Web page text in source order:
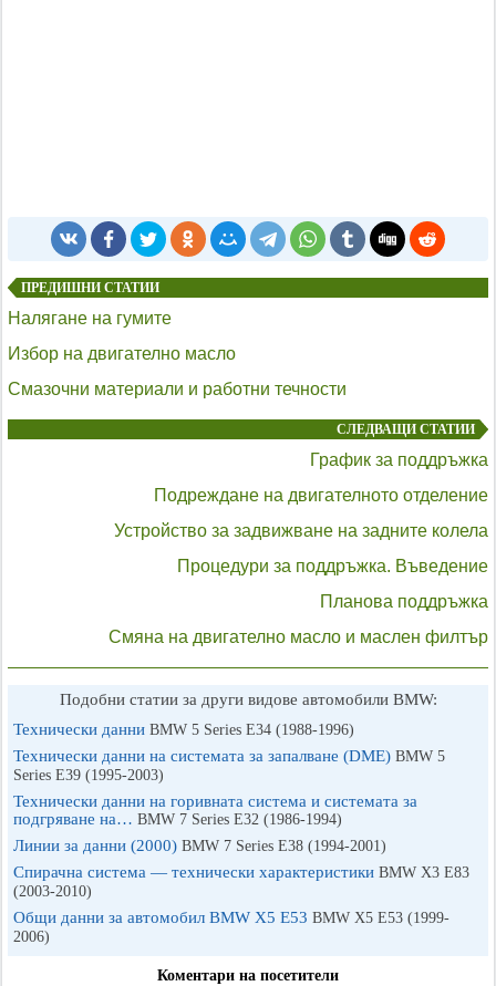
ПРЕДИШНИ СТАТИИ
Налягане на гумите
Избор на двигателно масло
Смазочни материали и работни течности
СЛЕДВАЩИ СТАТИИ
График за поддръжка
Подреждане на двигателното отделение
Устройство за задвижване на задните колела
Процедури за поддръжка. Въведение
Планова поддръжка
Смяна на двигателно масло и маслен филтър
Подобни статии за други видове автомобили BMW:
Технически данни BMW 5 Series E34 (1988-1996)
Технически данни на системата за запалване (DME) BMW 5
Series E39 (1995-2003)
Технически данни на горивната система и системата за
подгряване на… BMW 7 Series E32 (1986-1994)
Линии за данни (2000) BMW 7 Series E38 (1994-2001)
Спирачна система — технически характеристики BMW X3 Е83
(2003-2010)
Общи данни за автомобил BMW X5 E53 BMW X5 E53 (1999-
2006)
Коментари на посетители